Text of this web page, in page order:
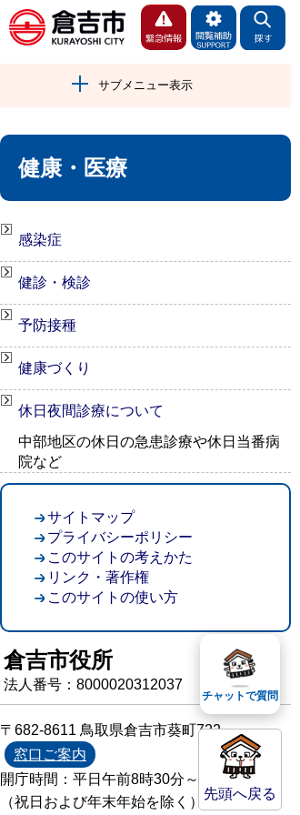
サブメニュー表示
健康・医療
感染症
健診・検診
予防接種
健康づくり
休日夜間診療について
中部地区の休日の急患診療や休日当番病
院など
先頭へ戻る
サイトマップ
プライバシーポリシー
このサイトの考えかた
リンク・著作権
このサイトの使い方
倉吉市役所
法人番号：8000020312037
〒682-8611 鳥取県倉吉市葵町722
窓口ご案内
開庁時間：平日午前8時30分～午後5時15分
（祝日および年末年始を除く）
チャットで質問